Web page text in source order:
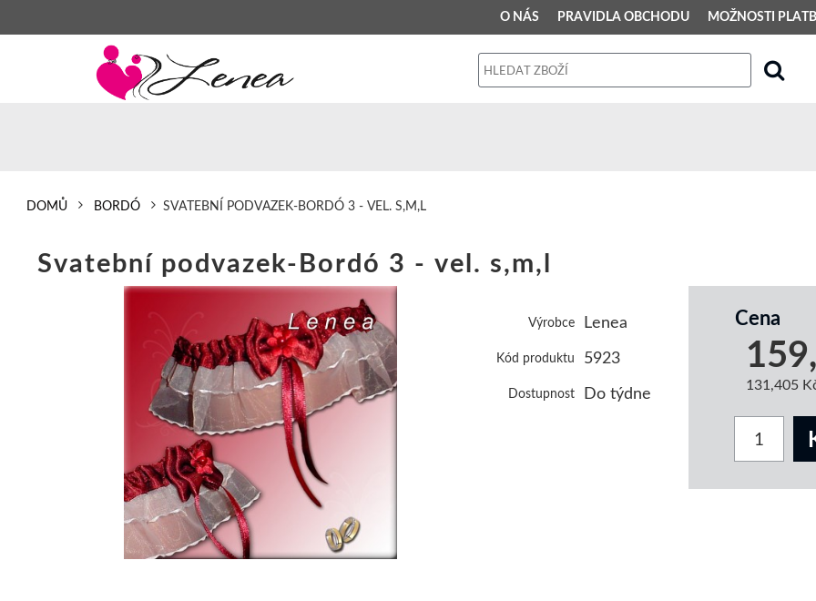
O NÁS PRAVIDLA OBCHODU
PRAVIDLA OBCHODU
MOŽNOSTI
DOMŮ BORDÓ SVATEBNÍ PODVAZEK-BORDÓ 3 - VEL. S,M,L
Svatební podvazek-Bordó 3 - vel. s,m,l
Výrobce Lenea
Kód produktu 5923
Dostupnost Do týdne
Cena
131,405